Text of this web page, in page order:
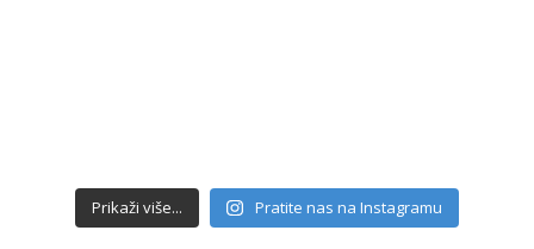
Prikaži više... Pratite nas na Instagramu